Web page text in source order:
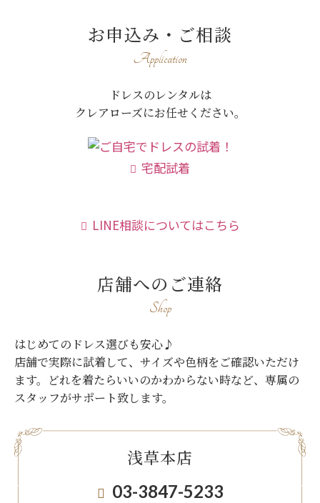
お申込み・ご相談
Application
ドレスのレンタルは
クレアローズにお任せください。
宅配試着
LINE相談についてはこちら
店舗へのご連絡
Shop
はじめてのドレス選びも安心♪
店舗で実際に試着して、サイズや色柄をご確認いただけ
ます。
どれを着たらいいのかわからない時など、専属の
スタッフがサポート致します。
浅草本店
03-3847-5233